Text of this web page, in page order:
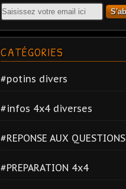
Email
CATÉGORIES
#potins divers
#infos 4x4 diverses
#REPONSE AUX QUESTIONS
#PREPARATION 4x4